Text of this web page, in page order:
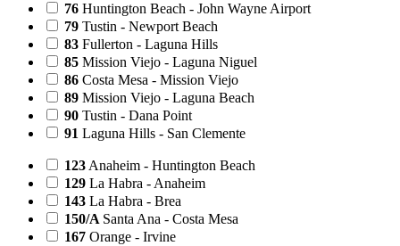
76 Huntington Beach - John Wayne Airport
79 Tustin - Newport Beach
83 Fullerton - Laguna Hills
85 Mission Viejo - Laguna Niguel
86 Costa Mesa - Mission Viejo
89 Mission Viejo - Laguna Beach
90 Tustin - Dana Point
91 Laguna Hills - San Clemente
123 Anaheim - Huntington Beach
129 La Habra - Anaheim
143 La Habra - Brea
150/A Santa Ana - Costa Mesa
167 Orange - Irvine